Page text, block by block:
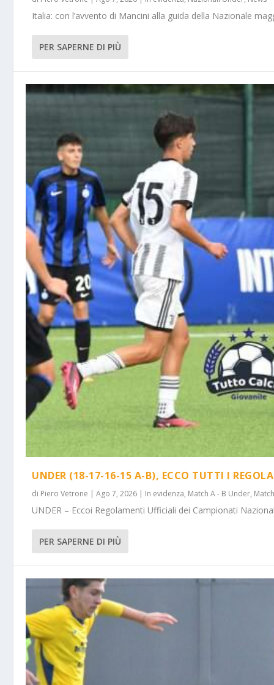
Italia: con l’avvento di Mancini alla guida della Nazionale
PER SAPERNE DI PIÙ
UNDER (18-17-16-15 A-B), ECCO TUTTI I
di Piero Vetrone |Ago 7, 2026 | In evidenza, Match A - B Under,
UNDER – Eccoi Regolamenti Ufficiali dei Campionati
PER SAPERNE DI PIÙ